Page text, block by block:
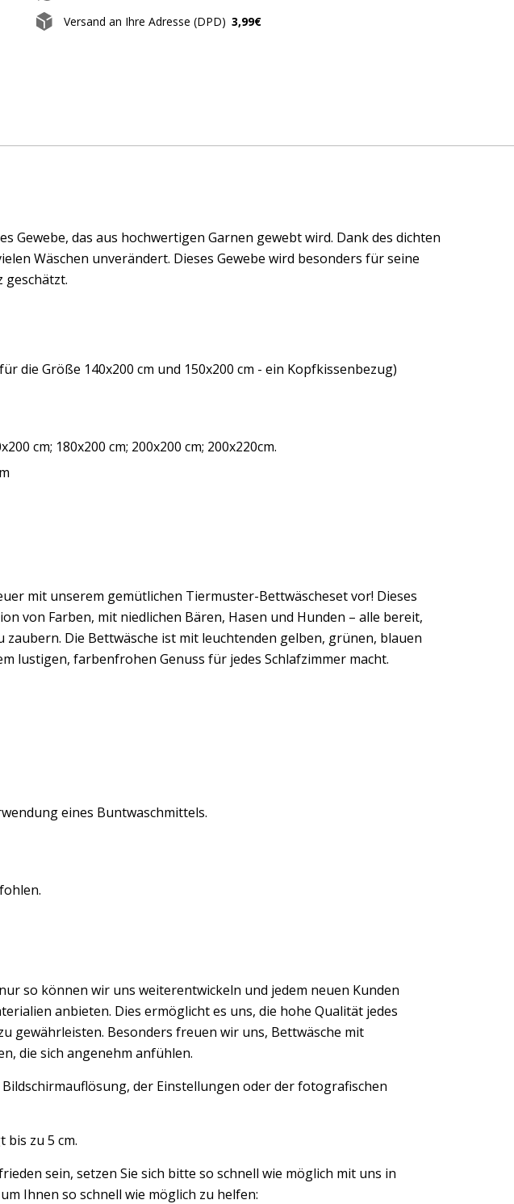
Versand an Ihre Adresse (DPD) 3,99€
Gewebe, das aus hochwertigen Garnen gewebt wird. Dank des dichten
Wäschen unverändert. Dieses Gewebe wird besonders für seine
geschätzt.
die Größe 140x200 cm und 150x200 cm - ein Kopfkissenbezug)
cm; 180x200 cm; 200x200 cm; 200x220cm.
mit unserem gemütlichen Tiermuster-Bettwäscheset vor! Dieses
von Farben, mit niedlichen Bären, Hasen und Hunden – alle bereit,
zaubern. Die Bettwäsche ist mit leuchtenden gelben, grünen, blauen
lustigen, farbenfrohen Genuss für jedes Schlafzimmer macht.
eines Buntwaschmittels.
so können wir uns weiterentwickeln und jedem neuen Kunden
anbieten. Dies ermöglicht es uns, die hohe Qualität jedes
gewährleisten. Besonders freuen wir uns, Bettwäsche mit
die sich angenehm anfühlen.
der Einstellungen oder der fotografischen
zu 5 cm.
sein, setzen Sie sich bitte so schnell wie möglich mit uns in
Ihnen so schnell wie möglich zu helfen: